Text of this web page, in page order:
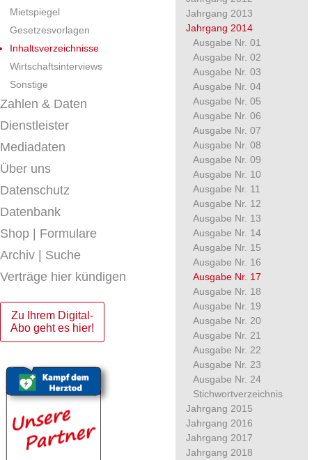
Mietspiegel
Gesetzesvorlagen
Inhaltsverzeichnisse
Wirtschaftsinterviews
Sonstige
Zahlen & Daten
Dienstleister
Mediadaten
Über uns
Datenschutz
Datenbank
Shop | Formulare
Archiv | Suche
Verträge hier kündigen
Zu Ihrem Digital-
Abo geht es hier!
Jahrgang 2013
Jahrgang 2014
Ausgabe Nr. 01
Ausgabe Nr. 02
Ausgabe Nr. 03
Ausgabe Nr. 04
Ausgabe Nr. 05
Ausgabe Nr. 06
Ausgabe Nr. 07
Ausgabe Nr. 08
Ausgabe Nr. 09
Ausgabe Nr. 10
Ausgabe Nr. 11
Ausgabe Nr. 12
Ausgabe Nr. 13
Ausgabe Nr. 14
Ausgabe Nr. 15
Ausgabe Nr. 16
Ausgabe Nr. 17
Ausgabe Nr. 18
Ausgabe Nr. 19
Ausgabe Nr. 20
Ausgabe Nr. 21
Ausgabe Nr. 22
Ausgabe Nr. 23
Ausgabe Nr. 24
Stichwortverzeichnis
Jahrgang 2015
Jahrgang 2016
Jahrgang 2017
Jahrgang 2018